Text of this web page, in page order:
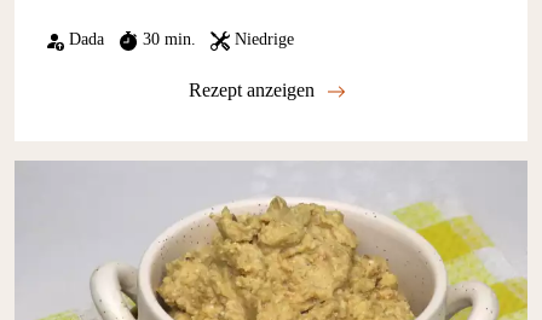
Dada 30 min. Niedrige
Rezept anzeigen